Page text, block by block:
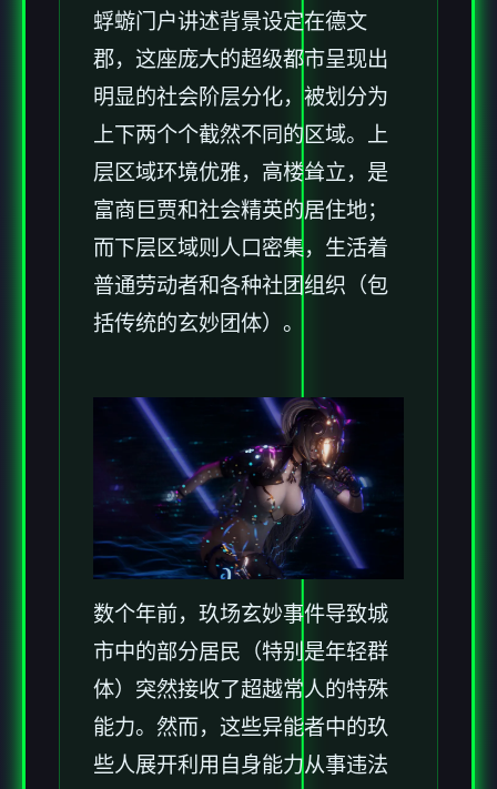
蜉蝣门户讲述背景设定在德文
郡，这座庞大的超级都市呈现出
明显的社会阶层分化，被划分为
上下两个个截然不同的区域。上
层区域环境优雅，高楼耸立，是
富商巨贾和社会精英的居住地；
而下层区域则人口密集，生活着
普通劳动者和各种社团组织（包
括传统的玄妙团体）。
数个年前，玖场玄妙事件导致城
市中的部分居民（特别是年轻群
体）突然接收了超越常人的特殊
能力。然而，这些异能者中的玖
些人展开利用自身能力从事违法